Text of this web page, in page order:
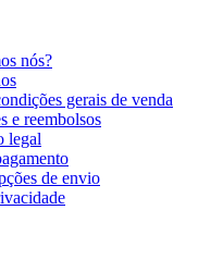
nós?
gerais de venda
e reembolsos
legal
de envio